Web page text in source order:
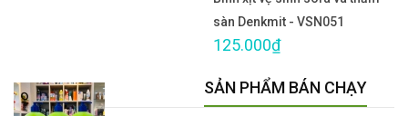
sàn Denkmit - VSN051
125.000₫
SẢN PHẨM BÁN CHẠY